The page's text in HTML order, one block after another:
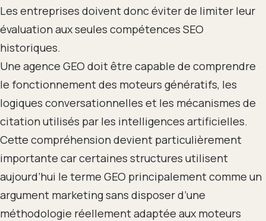
Les entreprises doivent donc éviter de limiter leur
évaluation aux seules compétences SEO
historiques.
Une agence GEO doit être capable de comprendre
le fonctionnement des moteurs génératifs, les
logiques conversationnelles et les mécanismes de
citation utilisés par les intelligences artificielles.
Cette compréhension devient particulièrement
importante car certaines structures utilisent
aujourd’hui le terme GEO principalement comme un
argument marketing sans disposer d’une
méthodologie réellement adaptée aux moteurs